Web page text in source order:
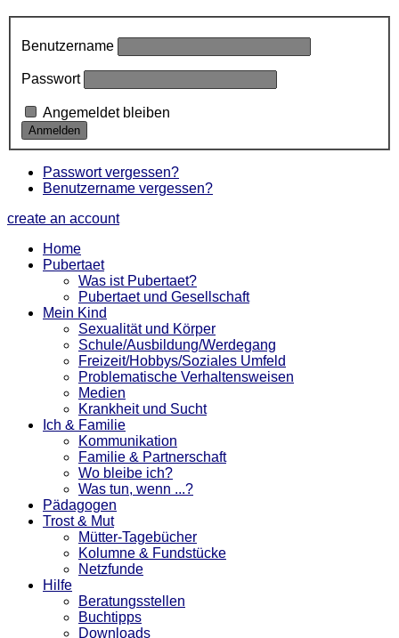
Benutzername
Passwort
Angemeldet bleiben
Passwort vergessen?
Benutzername vergessen?
create an account
Home
Pubertaet
Was ist Pubertaet?
Pubertaet und Gesellschaft
Mein Kind
Sexualität und Körper
Schule/Ausbildung/Werdegang
Freizeit/Hobbys/Soziales Umfeld
Problematische Verhaltensweisen
Medien
Krankheit und Sucht
Ich & Familie
Kommunikation
Familie & Partnerschaft
Wo bleibe ich?
Was tun, wenn ...?
Pädagogen
Trost & Mut
Mütter-Tagebücher
Kolumne & Fundstücke
Netzfunde
Hilfe
Beratungsstellen
Buchtipps
Downloads